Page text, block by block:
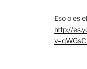
Eso o es
http://